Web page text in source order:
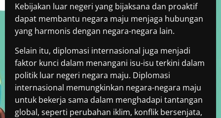
Kebijakan luar negeri yang bijaksana dan proaktif
dapat membantu negara maju menjaga hubungan
yang harmonis dengan negara-negara lain.
Selain itu, diplomasi internasional juga menjadi
faktor kunci dalam menangani isu-isu terkini dalam
politik luar negeri negara maju. Diplomasi
internasional memungkinkan negara-negara maju
untuk bekerja sama dalam menghadapi tantangan
global, seperti perubahan iklim, konflik bersenjata,